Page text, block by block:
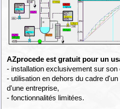
AZprocede est gratuit pour un
- installation exclusivement sur son
- utilisation en dehors du cadre
d'une entreprise,
- fonctionnalités limitées.